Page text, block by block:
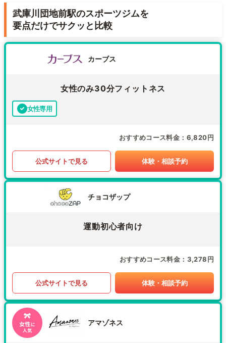
武庫川団地前駅のスポーツジムを
要点だけでサクッと比較
カーブス
女性のみ30分フィットネス
女性専用
おすすめコース料金 6,820円
公式サイトで見る 体験・相談予約
チョコザップ
運動初心者向け
おすすめコース料金 3,278円
公式サイトで見る 体験・相談予約
アマゾネス